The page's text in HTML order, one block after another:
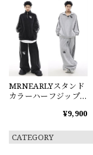
CATEGORY
MRNEARLYスタンド
カラーハーフジップ
¥9,900